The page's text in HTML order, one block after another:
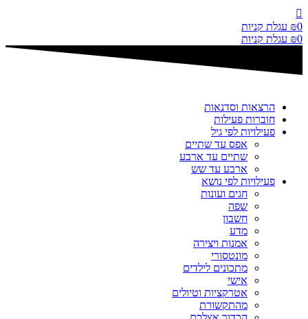
דלג
לתוכן
₪0
עגלת קניות
₪0 עגלת קניות
הרצאות וסדנאות
חוברות פעילות
פעילויות לפי גיל
אפס עד שתיים
שתיים עד ארבע
ארבע עד שש
פעילויות לפי נושא
חגים ועונות
שפה
חשבון
מדע
אמנות ויצירה
מונטסורי
מתכונים לילדים
אישי
אטרקציות וטיולים
מהתקשורת